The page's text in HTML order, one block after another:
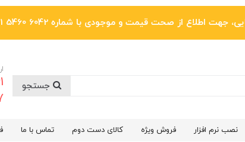
اطلاع از صحت قیمت و موجودی با شماره 6042 5460 011 تماس بگیرید.
نصب نرم افزار فروش ویژه کالای دست دوم تماس با ما